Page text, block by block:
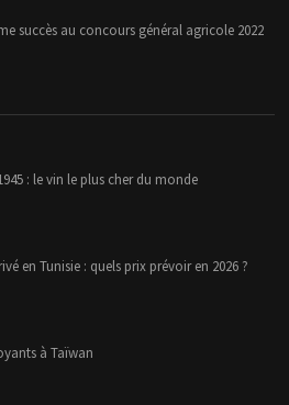
succès au concours général agricole 2022
: le vin le plus cher du monde
en Tunisie : quels prix prévoir en 2026 ?
à Taïwan